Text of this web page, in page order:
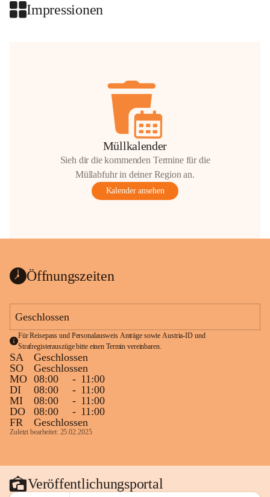
Impressionen
Müllkalender
Sieh dir die kommenden Termine für die
Müllabfuhr in deiner Region an.
Kalender ansehen
Öffnungszeiten
Geschlossen
Für Reisepass und Personalausweis Anträge sowie Austria-ID und
Strafregisterauszüge bitte einen Termin vereinbaren.
SA
Geschlossen
SO
Geschlossen
MO 08:00 - 11:00
DI
08:00 - 11:00
MI
08:00 - 11:00
DO
08:00 - 11:00
FR
Geschlossen
Zuletzt bearbeitet: 25.02.2025
Veröffentlichungsportal